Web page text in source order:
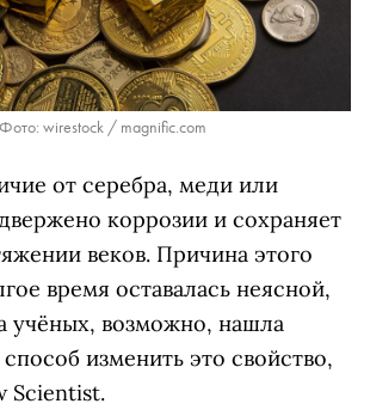
Фото: wirestock / magnific.com
от серебра, меди или
коррозии и сохраняет
веков. Причина этого
время оставалась неясной,
учёных, возможно, нашла
изменить это свойство,
Scientist.